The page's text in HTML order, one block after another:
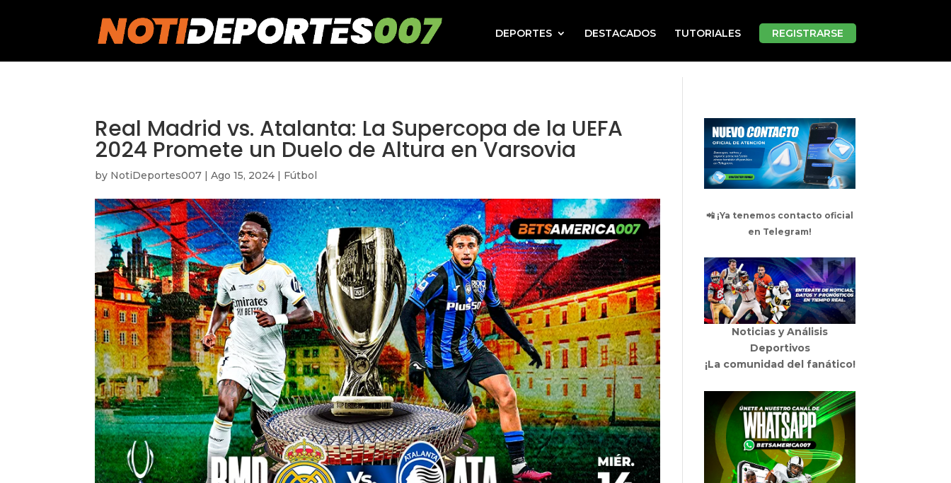
DEPORTES
DESTACADOS TUTORIALES REGISTRARSE
Real Madrid vs. Atalanta: La Supercopa de la UEFA
2024 Promete un Duelo de Altura en Varsovia
by NotiDeportes007 |Ago 15, 2024 | Fútbol
📲 ¡Ya tenemos contacto oficial
en Telegram!
Noticias y Análisis
Deportivos
¡La comunidad del fanático!